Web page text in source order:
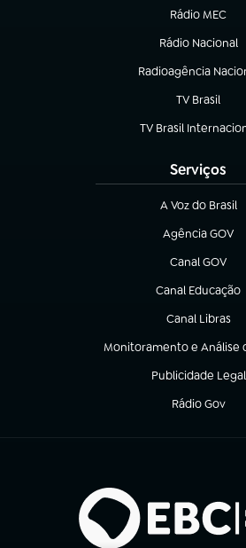
Rádio MEC
Rádio Nacional
(abre em nova
Radioagência
(abre em nova aba)
TV Brasil
(abre em
TV Brasil
(abre em nova aba)
Serviços
A Voz do Brasil
(abre em nova
Agência GOV
(abre em nova
Canal GOV
(abre em nova
Canal Educação
(abre em nova
Canal Libras
(abre em nova
Monitoramento e Análise
(abre em nova aba)
Publicidade Legal
(abre em nova aba)
Rádio Gov
(abre em nova